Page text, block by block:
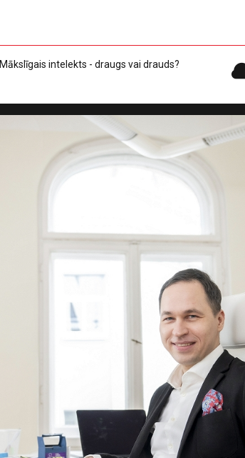
Mākslīgais intelekts - draugs vai drauds?